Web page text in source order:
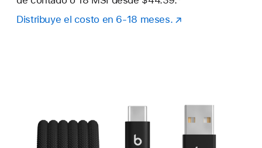
Distribuye el costo en 6-18 meses.